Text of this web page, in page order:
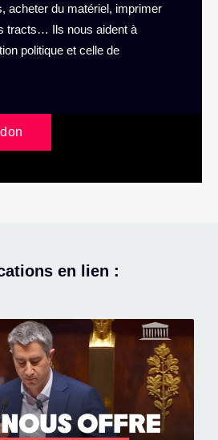
acheter du matériel, imprimer
tracts… Ils nous aident à
politique et celle de
en lien :